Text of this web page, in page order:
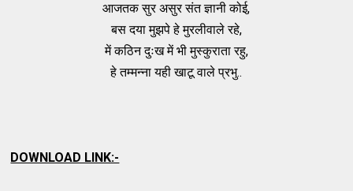
आजतक सुर असुर संत ज्ञानी कोई,
बस दया मुझपे हे मुरलीवाले रहे,
में कठिन दुःख में भी मुस्कुराता रहु,
हे तम्मन्ना यही खाटू वाले प्रभु..
DOWNLOAD LINK:-